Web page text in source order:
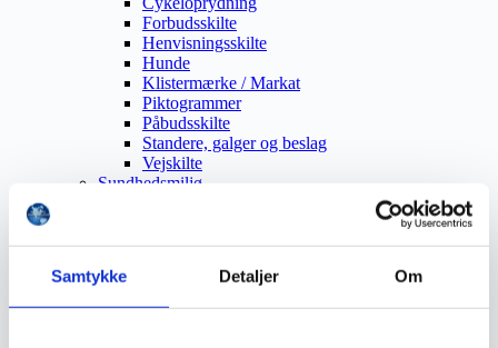
Samtykke Detaljer Om
Forbudsskilte
Henvisningsskilte
Hunde
Klistermærke / Markat
Piktogrammer
Påbudsskilte
Standere, galger og beslag
Vejskilte
Sundhedsmiljø
Trafiksikkerhed
Trafikspejle